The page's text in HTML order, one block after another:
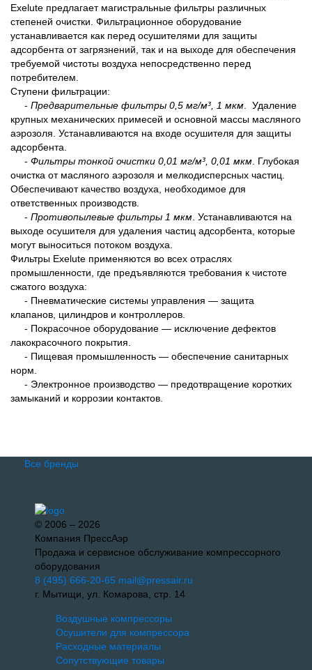
Exelute предлагает магистральные фильтры различных
степеней очистки. Фильтрационное оборудование
устанавливается как перед осушителями для защиты
адсорбента от загрязнений, так и на выходе для обеспечения
требуемой чистоты воздуха непосредственно перед
потребителем.
Ступени фильтрации:
- Предварительные фильтры 0,5 мг/м³, 1 мкм . Удаление
крупных механических примесей и основной массы масляного
аэрозоля. Устанавливаются на входе осушителя для защиты
адсорбента.
- Фильтры тонкой очистки 0,01 мг/м³, 0,01 мкм . Глубокая
очистка от масляного аэрозоля и мелкодисперсных частиц.
Обеспечивают качество воздуха, необходимое для
ответственных производств.
- Противопылевые фильтры 1 мкм . Устанавливаются на
выходе осушителя для удаления частиц адсорбента, которые
могут выноситься потоком воздуха.
Фильтры Exelute применяются во всех отраслях
промышленности, где предъявляются требования к чистоте
сжатого воздуха:
- Пневматические системы управления — защита
клапанов, цилиндров и контроллеров.
- Покрасочное оборудование — исключение дефектов
лакокрасочного покрытия.
- Пищевая промышленность — обеспечение санитарных
норм.
- Электронное производство — предотвращение коротких
замыканий и коррозии контактов.
Все бренды
© 2006 – 2026
Компания ПрессАэр
Продажа и сервисное обслуживание компрессорного
оборудования
8 (495) 666-20-65 mail@pressair.ru
г. Мытищи, ул. Комарова, стр. 14
Воздушные компрессоры
Осушители для компрессора
Расходные материалы
Сопутствующие товары